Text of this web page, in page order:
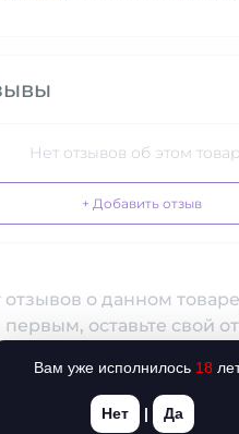
Нет отзывов об этом
+ Добавить отзыв
отзывов о данном
первым, оставьте свой
Вам уже исполнилось 18
Нет | Да